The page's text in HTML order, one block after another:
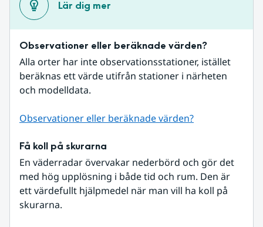
Lär dig mer
Observationer eller beräknade värden?
Alla orter har inte observationsstationer, istället
beräknas ett värde utifrån stationer i närheten
och modelldata.
Observationer eller beräknade värden?
Få koll på skurarna
En väderradar övervakar nederbörd och gör det
med hög upplösning i både tid och rum. Den är
ett värdefullt hjälpmedel när man vill ha koll på
skurarna.